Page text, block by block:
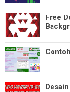
Free